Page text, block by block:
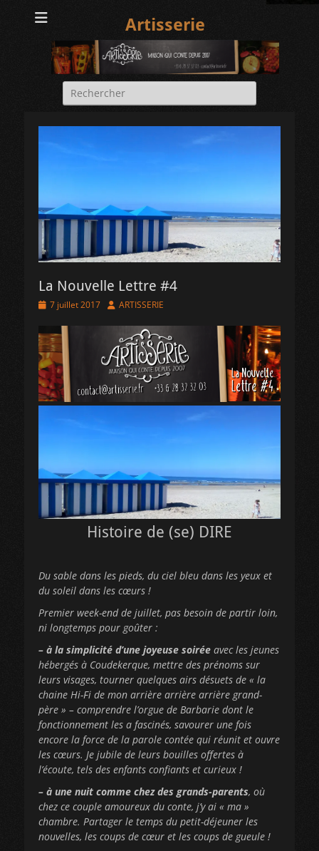
Artisserie
Rechercher :
La Nouvelle Lettre #4
Posted7 juillet 2017 Author
ARTISSERIE
Histoire de (se) DIRE
Du sable dans les pieds, du ciel bleu dans les yeux et
du soleil dans les cœurs !
Premier week-end de juillet, pas besoin de partir loin,
ni longtemps pour goûter :
– à la simplicité d’une joyeuse soirée avec les jeunes
hébergés à Coudekerque, mettre des prénoms sur
leurs visages, tourner quelques airs désuets de « la
chaine Hi-Fi de mon arrière arrière arrière grand-
père » – comprendre l’orgue de Barbarie dont le
fonctionnement les a fascinés, savourer une fois
encore la force de la parole contée qui réunit et ouvre
les cœurs. Je jubile de leurs bouilles offertes à
l’écoute, tels des enfants confiants et curieux !
– à une nuit comme chez des grands-parents, où
chez ce couple amoureux du conte, j’y ai « ma »
chambre. Partager le temps du petit-déjeuner les
nouvelles, les coups de cœur et les coups de gueule !